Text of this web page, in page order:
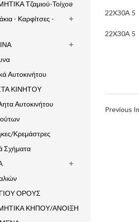
22X30A 5
22X30A 5
Previous
Τζαμιού-Τοίχου
- Καρφίτσες -
Αυτοκινήτου
ΚΙΝΗΤΟΥ
Αυτοκινήτου
Κρεμάστρες
Σχήματα
ΟΡΟΥΣ
ΚΗΠΟΥ/ΑΝΟΙΞΗ